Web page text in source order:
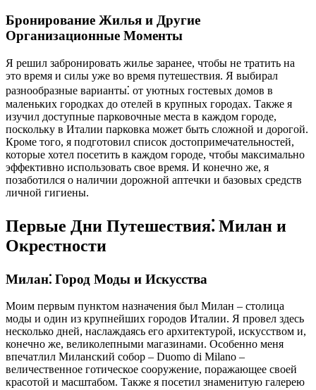
Бронирование Жилья и Другие
Организационные Моменты
Я решил забронировать жилье заранее, чтобы не тратить на
это время и силы уже во время путешествия. Я выбирал
разнообразные варианты⁚ от уютных гостевых домов в
маленьких городках до отелей в крупных городах. Также я
изучил доступные парковочные места в каждом городе,
поскольку в Италии парковка может быть сложной и дорогой.
Кроме того, я подготовил список достопримечательностей,
которые хотел посетить в каждом городе, чтобы максимально
эффективно использовать свое время. И конечно же, я
позаботился о наличии дорожной аптечки и базовых средств
личной гигиены.
Первые Дни Путешествия⁚ Милан и
Окрестности
Милан⁚ Город Моды и Искусства
Моим первым пунктом назначения был Милан – столица
моды и один из крупнейших городов Италии. Я провел здесь
несколько дней, наслаждаясь его архитектурой, искусством и,
конечно же, великолепными магазинами. Особенно меня
впечатлил Миланский собор – Duomo di Milano –
величественное готическое сооружение, поражающее своей
красотой и масштабом. Также я посетил знаменитую галерею